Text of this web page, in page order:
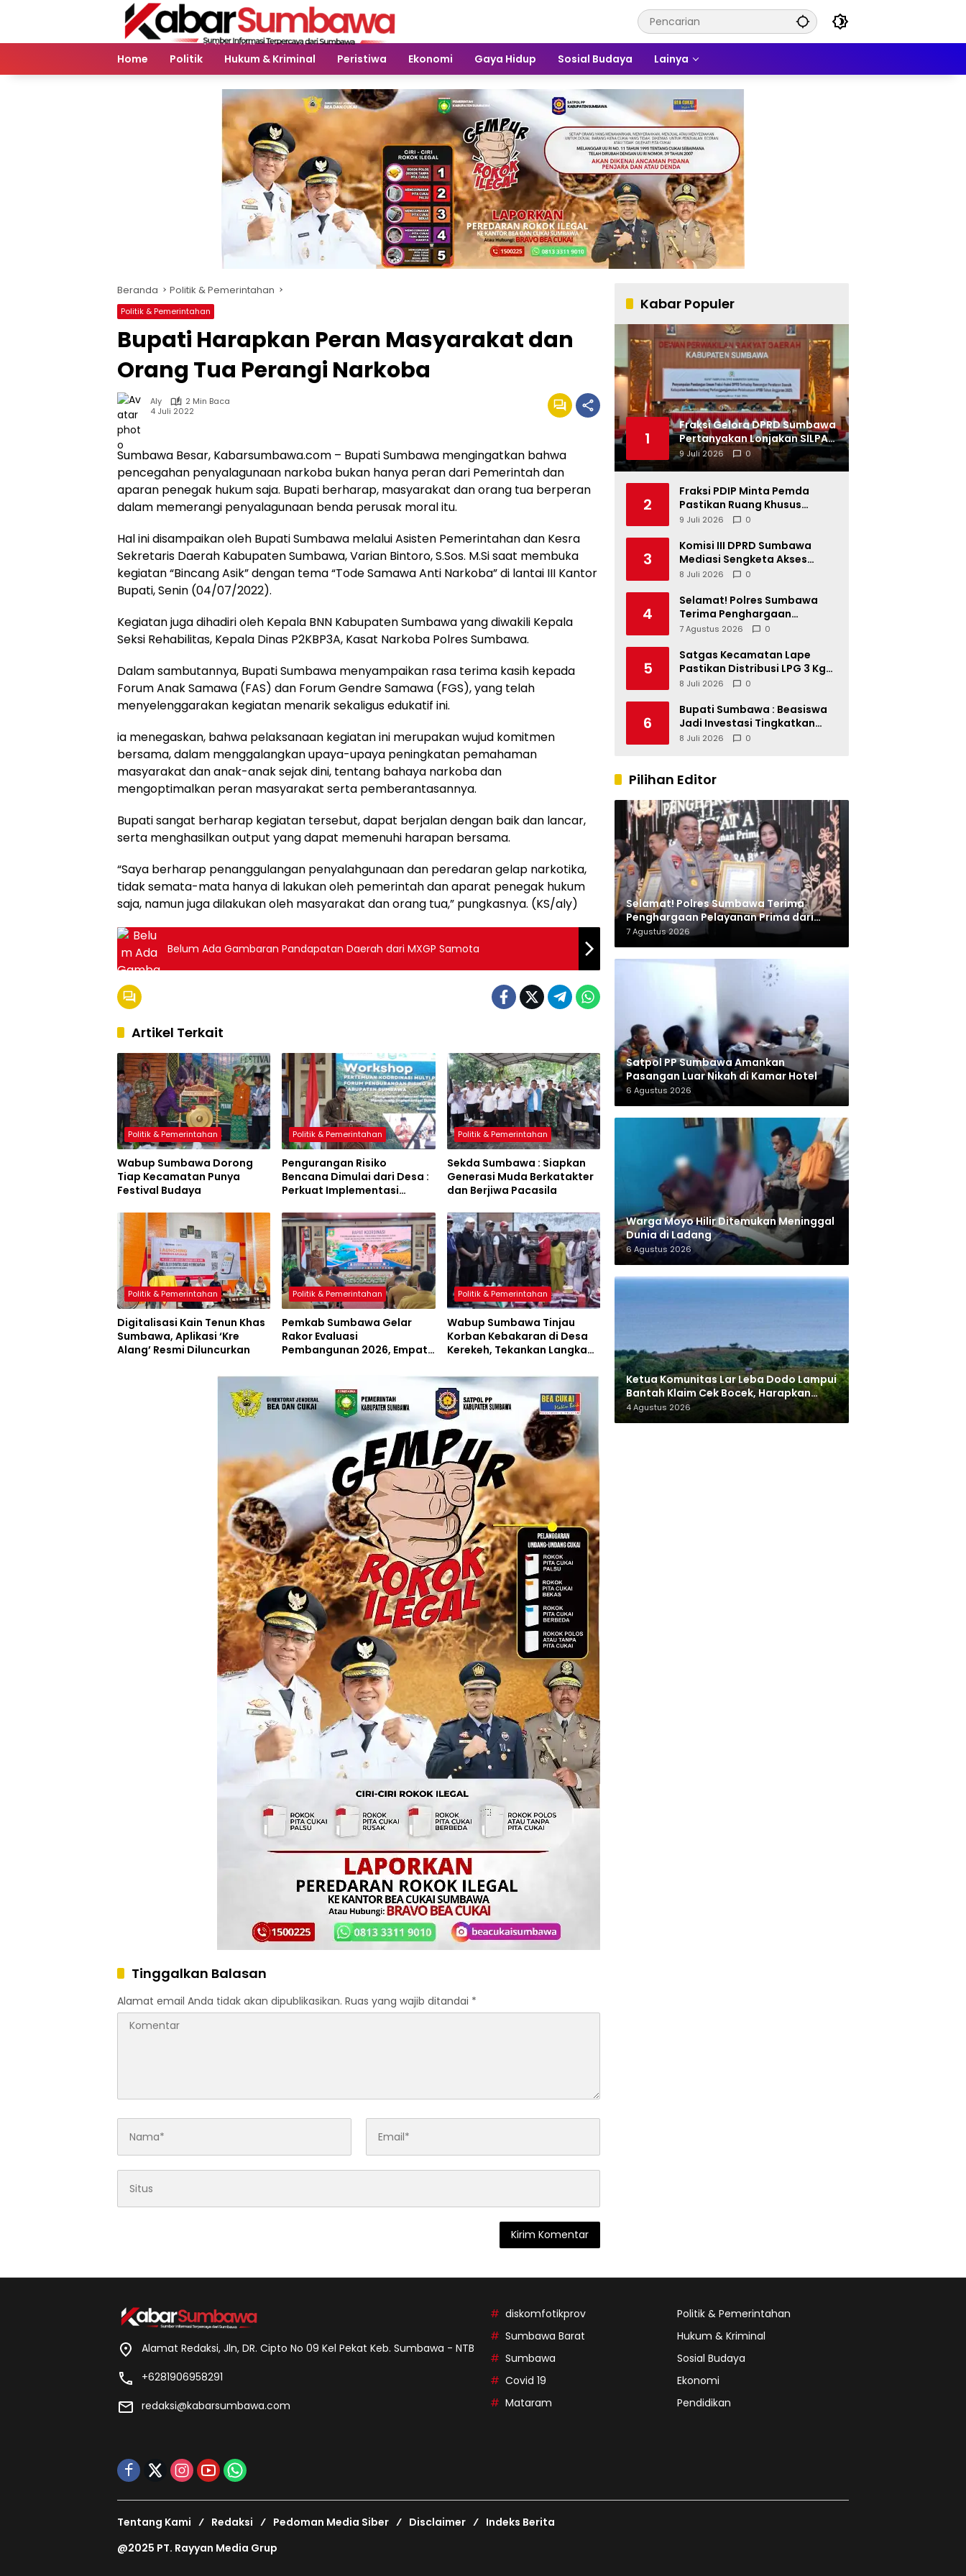
Home
Politik Hukum & Kriminal Peristiwa Ekonomi Gaya Hidup Sosial Budaya Lainya
Beranda Politik & Pemerintahan
Politik & Pemerintahan
Bupati Harapkan Peran Masyarakat dan
Orang Tua Perangi Narkoba
Aly
2 Min Baca
4 Juli 2022
Sumbawa Besar, Kabarsumbawa.com – Bupati Sumbawa mengingatkan bahwa
pencegahan penyalagunaan narkoba bukan hanya peran dari Pemerintah dan
aparan penegak hukum saja. Bupati berharap, masyarakat dan orang tua berperan
dalam memerangi penyalagunaan benda perusak moral itu.
Hal ini disampaikan oleh Bupati Sumbawa melalui Asisten Pemerintahan dan Kesra
Sekretaris Daerah Kabupaten Sumbawa, Varian Bintoro, S.Sos. M.Si saat membuka
kegiatan “Bincang Asik” dengan tema “Tode Samawa Anti Narkoba” di lantai III Kantor
Bupati, Senin (04/07/2022).
Kegiatan juga dihadiri oleh Kepala BNN Kabupaten Sumbawa yang diwakili Kepala
Seksi Rehabilitas, Kepala Dinas P2KBP3A, Kasat Narkoba Polres Sumbawa.
Dalam sambutannya, Bupati Sumbawa menyampaikan rasa terima kasih kepada
Forum Anak Samawa (FAS) dan Forum Gendre Samawa (FGS), yang telah
menyelenggarakan kegiatan menarik sekaligus edukatif ini.
ia menegaskan, bahwa pelaksanaan kegiatan ini merupakan wujud komitmen
bersama, dalam menggalangkan upaya-upaya peningkatan pemahaman
masyarakat dan anak-anak sejak dini, tentang bahaya narkoba dan
mengoptimalkan peran masyarakat serta pemberantasannya.
Bupati sangat berharap kegiatan tersebut, dapat berjalan dengan baik dan lancar,
serta menghasilkan output yang dapat memenuhi harapan bersama.
“Saya berharap penanggulangan penyalahgunaan dan peredaran gelap narkotika,
tidak semata-mata hanya di lakukan oleh pemerintah dan aparat penegak hukum
saja, namun juga dilakukan oleh masyarakat dan orang tua,” pungkasnya. (KS/aly)
Belum Ada Gambaran Pandapatan Daerah dari MXGP Samota
Artikel Terkait
Politik & Pemerintahan
Wabup Sumbawa Dorong
Tiap Kecamatan Punya
Festival Budaya
Politik & Pemerintahan
Pengurangan Risiko
Bencana Dimulai dari Desa :
Perkuat Implementasi
Politik & Pemerintahan
Sekda Sumbawa : Siapkan
Generasi Muda Berkatakter
dan Berjiwa Pacasila
Politik & Pemerintahan
Digitalisasi Kain Tenun Khas
Sumbawa, Aplikasi ‘Kre
Alang’ Resmi Diluncurkan
Politik & Pemerintahan
Pemkab Sumbawa Gelar
Rakor Evaluasi
Pembangunan 2026, Empat
Resmi Diluncurkan
Politik & Pemerintahan
Wabup Sumbawa Tinjau
Korban Kebakaran di Desa
Kerekeh, Tekankan Langkah
Tinggalkan Balasan
Alamat email Anda tidak akan dipublikasikan. Ruas yang wajib ditandai *
Kabar Populer
1
Fraksi Gelora DPRD Sumbawa
Pertanyakan Lonjakan SILPA
Tahun 2025
9 Juli 2026 0
2
Fraksi PDIP Minta Pemda
Pastikan Ruang Khusus
Produk UMKM Lokal di Ritel
9 Juli 2026 0
3
Komisi III DPRD Sumbawa
Mediasi Sengketa Akses
Jalan Kelompok Tani Buin Dua
8 Juli 2026 0
4
Selamat! Polres Sumbawa
Terima Penghargaan
Pelayanan Prima dari Kapolri
7 Agustus 2026 0
5
Satgas Kecamatan Lape
Pastikan Distribusi LPG 3 Kg
Tertib
8 Juli 2026 0
6
Bupati Sumbawa : Beasiswa
Jadi Investasi Tingkatkan
Kualitas SDM
8 Juli 2026 0
Pilihan Editor
Selamat! Polres Sumbawa Terima
Penghargaan Pelayanan Prima dari
Kapolri
7 Agustus 2026
Satpol PP Sumbawa Amankan
Pasangan Luar Nikah di Kamar Hotel
6 Agustus 2026
Warga Moyo Hilir Ditemukan Meninggal
Dunia di Ladang
6 Agustus 2026
Ketua Komunitas Lar Leba Dodo Lampui
Bantah Klaim Cek Bocek, Harapkan
AMMAN Beri Akses ke Makam Leluhur
4 Agustus 2026
Alamat Redaksi, Jln, DR. Cipto No 09 Kel Pekat Keb. Sumbawa - NTB
+6281906958291
redaksi@kabarsumbawa.com
diskomfotikprov
Sumbawa Barat
Sumbawa
Covid 19
Mataram
Politik & Pemerintahan
Hukum & Kriminal
Sosial Budaya
Ekonomi
Pendidikan
Tentang Kami Redaksi Pedoman Media Siber Disclaimer
Indeks Berita
@2025 PT. Rayyan Media Grup